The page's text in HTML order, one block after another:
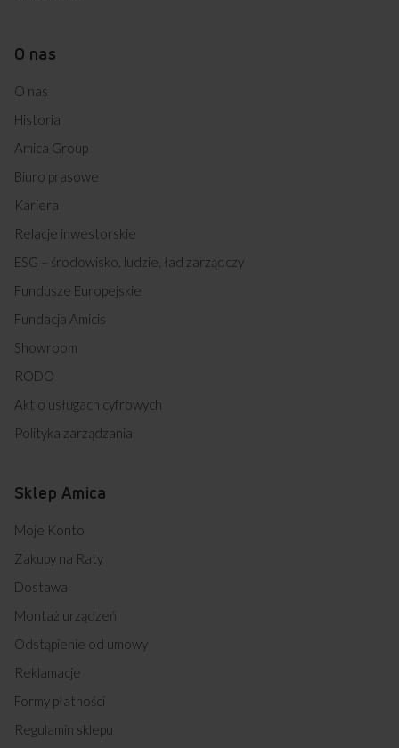
O nas
O nas
Historia
Amica Group
Biuro prasowe
Kariera
Relacje inwestorskie
ESG – środowisko, ludzie, ład zarządczy
Fundusze Europejskie
Fundacja Amicis
Showroom
RODO
Akt o usługach cyfrowych
Polityka zarządzania
Sklep Amica
Moje Konto
Zakupy na Raty
Dostawa
Montaż urządzeń
Odstąpienie od umowy
Reklamacje
Formy płatności
Regulamin sklepu